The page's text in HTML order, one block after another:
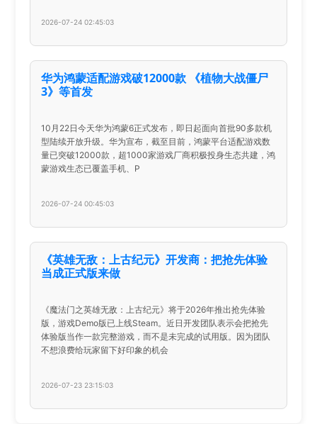
2026-07-24 02:45:03
华为鸿蒙适配游戏破12000款 《植物大战僵尸
3》等首发
10月22日今天华为鸿蒙6正式发布，即日起面向首批90多款机
型陆续开放升级。华为宣布，截至目前，鸿蒙平台适配游戏数
量已突破12000款，超1000家游戏厂商积极投身生态共建，鸿
蒙游戏生态已覆盖手机、P
2026-07-24 00:45:03
《英雄无敌：上古纪元》开发商：把抢先体验
当成正式版来做
《魔法门之英雄无敌：上古纪元》将于2026年推出抢先体验
版，游戏Demo版已上线Steam。近日开发团队表示会把抢先
体验版当作一款完整游戏，而不是未完成的试用版。因为团队
不想浪费给玩家留下好印象的机会
2026-07-23 23:15:03